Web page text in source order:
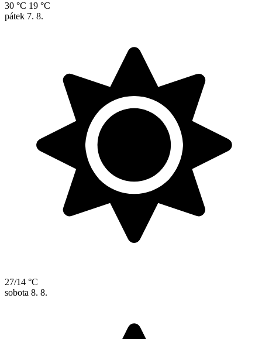
30 °C 19 °C
pátek 7. 8.
27/14 °C
sobota 8. 8.